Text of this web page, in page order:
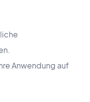
Anwendung auf